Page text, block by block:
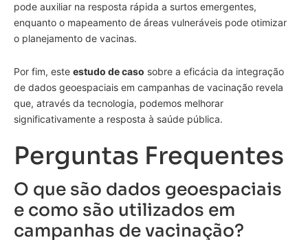
pode auxiliar na resposta rápida a surtos emergentes,
enquanto o mapeamento de áreas vulneráveis pode otimizar
o planejamento de vacinas.
Por fim, este estudo de caso sobre a eficácia da integração
de dados geoespaciais em campanhas de vacinação revela
que, através da tecnologia, podemos melhorar
significativamente a resposta à saúde pública.
Perguntas Frequentes
O que são dados geoespaciais
e como são utilizados em
campanhas de vacinação?